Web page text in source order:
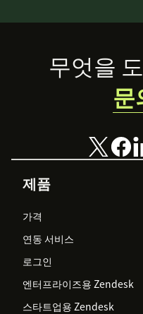
Footer
제품
가격
연동 서비스
로그인
엔터프라이즈용 Zendesk
스타트업용 Zendesk
무엇을
문